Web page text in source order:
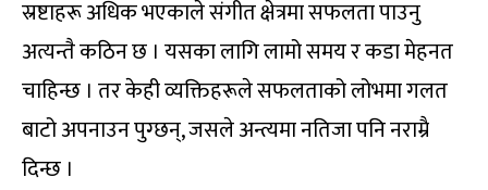
स्रष्टाहरू अधिक भएकाले संगीत क्षेत्रमा सफलता पाउनु
अत्यन्तै कठिन छ । यसका लागि लामो समय र कडा मेहनत
चाहिन्छ । तर केही व्यक्तिहरूले सफलताको लोभमा गलत
बाटो अपनाउन पुग्छन्, जसले अन्त्यमा नतिजा पनि नराम्रै
दिन्छ ।